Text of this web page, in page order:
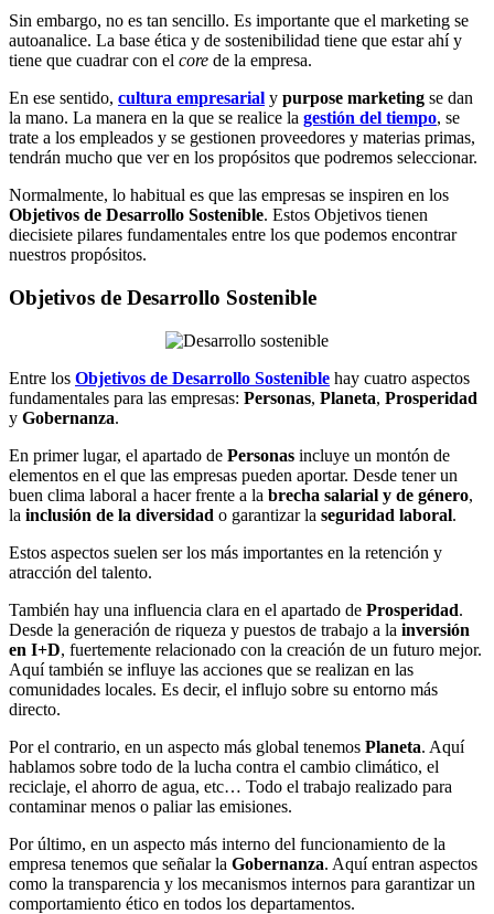
Sin embargo, no es tan sencillo. Es importante que el marketing se
autoanalice. La base ética y de sostenibilidad tiene que estar ahí y
tiene que cuadrar con el core de la empresa.
En ese sentido, cultura empresarial y purpose marketing se dan
la mano. La manera en la que se realice la gestión del tiempo, se
trate a los empleados y se gestionen proveedores y materias primas,
tendrán mucho que ver en los propósitos que podremos seleccionar.
Normalmente, lo habitual es que las empresas se inspiren en los
Objetivos de Desarrollo Sostenible. Estos Objetivos tienen
diecisiete pilares fundamentales entre los que podemos encontrar
nuestros propósitos.
Objetivos de Desarrollo Sostenible
Entre los Objetivos de Desarrollo Sostenible hay cuatro aspectos
fundamentales para las empresas: Personas, Planeta, Prosperidad
y Gobernanza.
En primer lugar, el apartado de Personas incluye un montón de
elementos en el que las empresas pueden aportar. Desde tener un
buen clima laboral a hacer frente a la brecha salarial y de género,
la inclusión de la diversidad o garantizar la seguridad laboral.
Estos aspectos suelen ser los más importantes en la retención y
atracción del talento.
También hay una influencia clara en el apartado de Prosperidad.
Desde la generación de riqueza y puestos de trabajo a la inversión
en I+D, fuertemente relacionado con la creación de un futuro mejor.
Aquí también se influye las acciones que se realizan en las
comunidades locales. Es decir, el influjo sobre su entorno más
directo.
Por el contrario, en un aspecto más global tenemos Planeta. Aquí
hablamos sobre todo de la lucha contra el cambio climático, el
reciclaje, el ahorro de agua, etc… Todo el trabajo realizado para
contaminar menos o paliar las emisiones.
Por último, en un aspecto más interno del funcionamiento de la
empresa tenemos que señalar la Gobernanza. Aquí entran aspectos
como la transparencia y los mecanismos internos para garantizar un
comportamiento ético en todos los departamentos.